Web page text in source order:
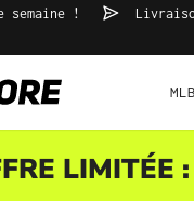
principale
semaine !
MLB
LIMITÉE